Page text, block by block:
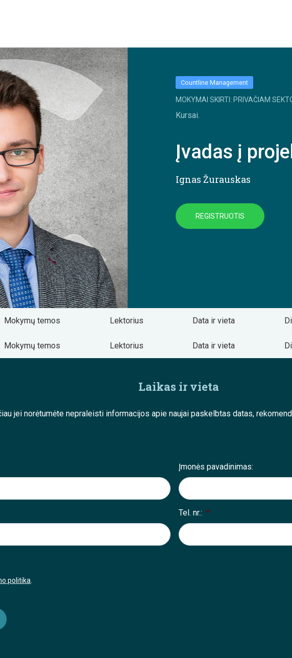
Countline Management
MOKYMAI SKIRTI: PRIVAČIAM
Kursai.
Įvadas į
Ignas Žurauskas
REGISTRUOTIS
Mokymų temos Lektorius Data ir vieta
Mokymų temos Lektorius Data ir vieta
Laikas ir vieta
jei norėtumėte nepraleisti informacijos apie naujai paskelbtas datas,
Įmonės pavadinimas:
Tel. nr.: *
politika